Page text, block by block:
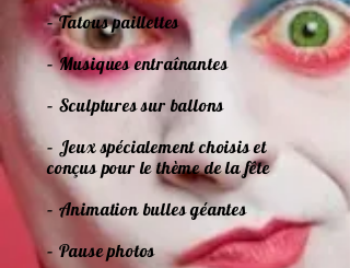
– Tatous paillettes
– Musiques entraînantes
– Sculptures sur ballons
– Jeux spécialement choisis et
conçus pour le thème de la fête
– Animation bulles géantes
– Pause photos